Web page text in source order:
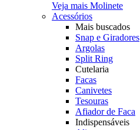
Veja mais Molinete
Acessórios
Mais buscados
Snap e Giradores
Argolas
Split Ring
Cutelaria
Facas
Canivetes
Tesouras
Afiador de Faca
Indispensáveis